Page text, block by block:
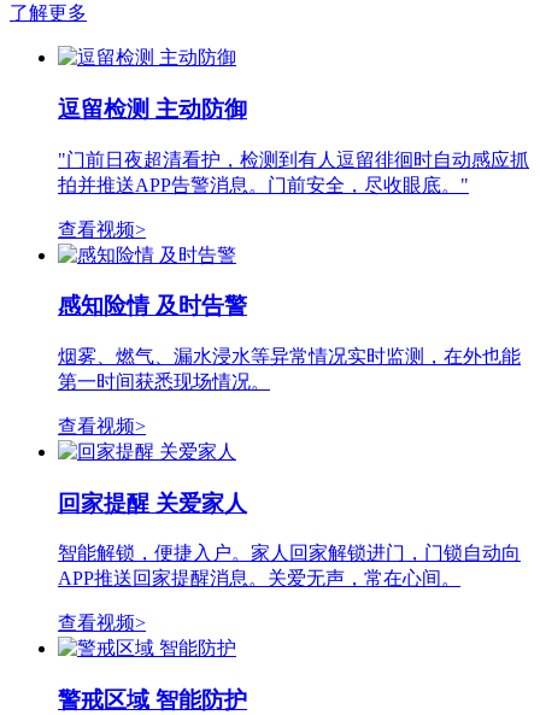
了解更多
逗留检测 主动防御
"门前日夜超清看护，检测到有人逗留徘徊时自动感应抓
拍并推送APP告警消息。门前安全，尽收眼底。"
查看视频>
感知险情 及时告警
烟雾、燃气、漏水浸水等异常情况实时监测，在外也能
第一时间获悉现场情况。
查看视频>
回家提醒 关爱家人
智能解锁，便捷入户。家人回家解锁进门，门锁自动向
APP推送回家提醒消息。关爱无声，常在心间。
查看视频>
警戒区域 智能防护